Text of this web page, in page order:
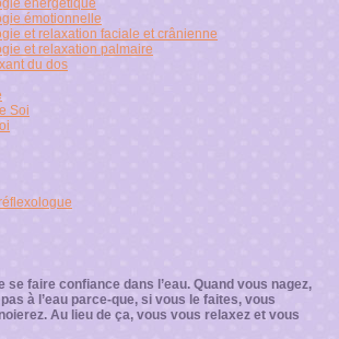
énergétique
émotionnelle
et relaxation faciale et crânienne
et relaxation palmaire
du dos
Soi
se faire confiance dans l’eau. Quand vous nagez,
à l’eau parce-que, si vous le faites, vous
Au lieu de ça, vous vous relaxez et vous